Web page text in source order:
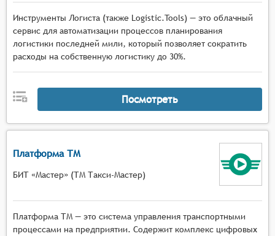
Инструменты Логиста (также Logistic.Tools) — это облачный
сервис для автоматизации процессов планирования
логистики последней мили, который позволяет сократить
расходы на собственную логистику до 30%.
Посмотреть
Платформа ТМ
БИТ «Мастер» (ТМ Такси-Мастер)
Платформа ТМ — это система управления транспортными
процессами на предприятии. Содержит комплекс цифровых